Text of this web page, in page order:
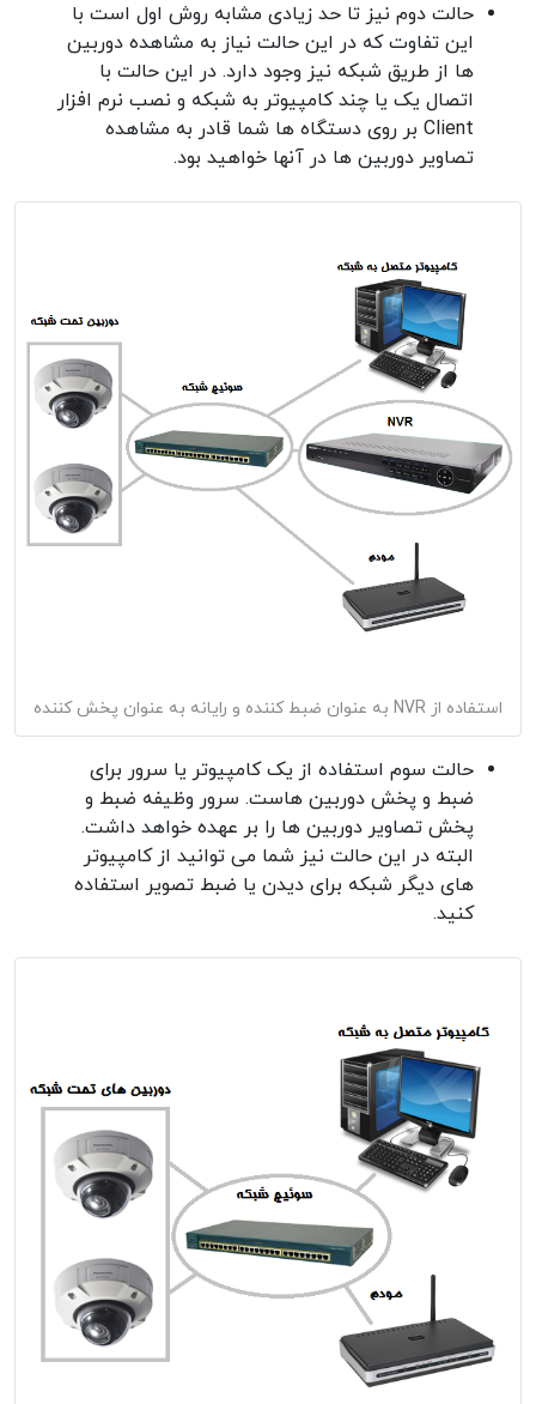
حالت دوم نیز تا حد زیادی مشابه روش اول است با
این تفاوت که در این حالت نیاز به مشاهده دوربین
ها از طریق شبکه نیز وجود دارد. در این حالت با
اتصال یک یا چند کامپیوتر به شبکه و نصب نرم افزار
Client بر روی دستگاه ها شما قادر به مشاهده
تصاویر دوربین ها در آنها خواهید بود.
استفاده از NVR به عنوان ضبط کننده و رایانه به عنوان پخش کننده
حالت سوم استفاده از یک کامپیوتر یا سرور برای
ضبط و پخش دوربین هاست. سرور وظیفه ضبط و
پخش تصاویر دوربین ها را بر عهده خواهد داشت.
البته در این حالت نیز شما می توانید از کامپیوتر
های دیگر شبکه برای دیدن یا ضبط تصویر استفاده
کنید.